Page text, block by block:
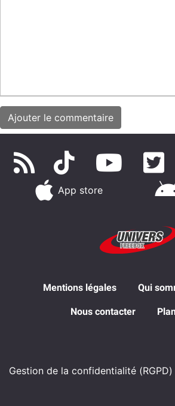
App store
Mentions légales Qui
Nous contacter
Gestion de la confidentialité (RGPD)